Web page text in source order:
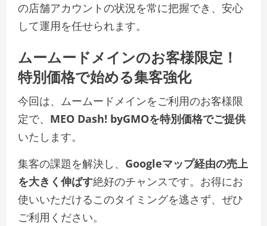
の店舗アカウントの状況を常に把握でき、安心
して運用を任せられます。
ムームードメインのお客様限定！
特別価格で始める集客強化
今回は、ムームードメインをご利用のお客様限
定で、 MEO Dash! byGMOを特別価格でご提供
いたします。
集客の課題を解決し、 Googleマップ経由の売上
を大きく伸ばす絶好のチャンスです。お得にお
使いいただけるこのタイミングを逃さず、ぜひ
ご利用ください。